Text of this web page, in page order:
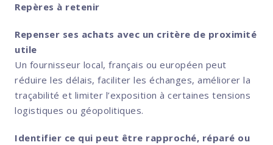
Repères à retenir
Repenser ses achats avec un critère de proximité
utile
Un fournisseur local, français ou européen peut
réduire les délais, faciliter les échanges, améliorer la
traçabilité et limiter l’exposition à certaines tensions
logistiques ou géopolitiques.
Identifier ce qui peut être rapproché, réparé ou